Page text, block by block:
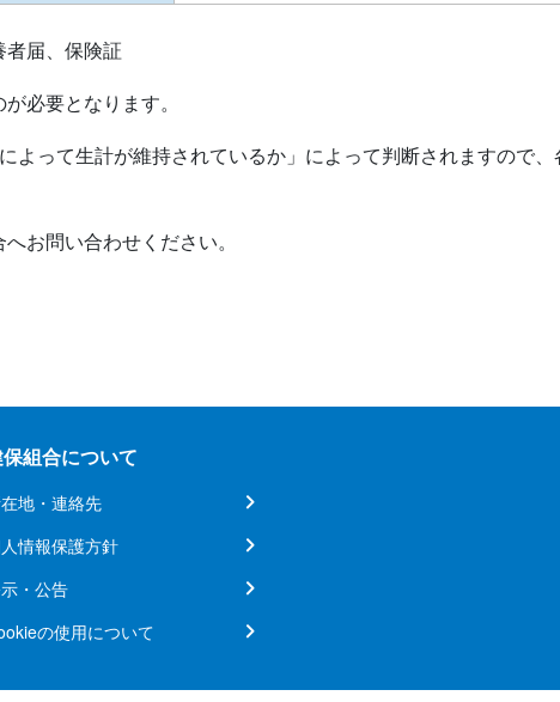
者届、保険証
必要となります。
よって生計が維持されているか」によって判断されますので
お問い合わせください。
組合について
地・連絡先
情報保護方針
・公告
の使用について